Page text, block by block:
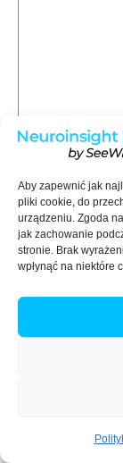
Aby zapewnić jak
pliki cookie, do
urządzeniu. Zgoda
jak zachowanie
stronie. Brak
wpłynąć na niektóre